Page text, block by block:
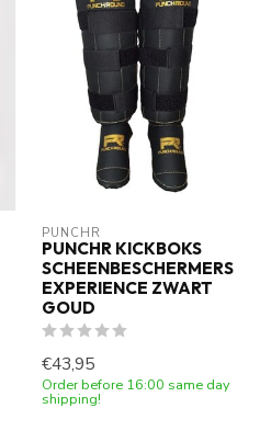
PUNCHR
PUNCHR KICKBOKS
SCHEENBESCHERMERS
EXPERIENCE ZWART
GOUD
€43,95
Order before 16:00 same day
shipping!